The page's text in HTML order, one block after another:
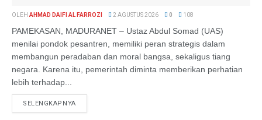
OLEH AHMAD DAIFI AL FARROZI 2 AGUSTUS 2026 0 108
PAMEKASAN, MADURANET – Ustaz Abdul Somad (UAS)
menilai pondok pesantren, memiliki peran strategis dalam
membangun peradaban dan moral bangsa, sekaligus tiang
negara. Karena itu, pemerintah diminta memberikan perhatian
lebih terhadap...
SELENGKAPNYA